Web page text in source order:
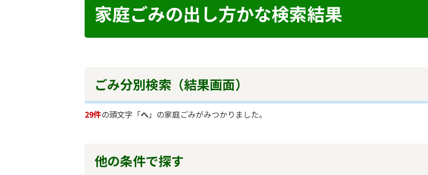
家庭ごみの出し方かな検索結果
ごみ分別検索 （結果画面）
29件の頭文字「へ」の家庭ごみがみつかりました。
他の条件で探す